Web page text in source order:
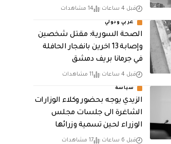
قبل 4 ساعات 14 مشاهدات
عربي ودولي
الصحة السورية: مقتل شخصين
وإصابة 13 اخرين بانفجار الحافلة
في جرمانا بريف دمشق
قبل 4 ساعات 11 مشاهدات
سياسة
الزيدي يوجه بحضور وكلاء الوزارات
الشاغرة الى جلسات مجلس
الوزراء لحين تسمية وزرائها
قبل 6 ساعات 17 مشاهدات